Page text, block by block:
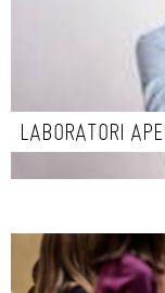
LABORATORI